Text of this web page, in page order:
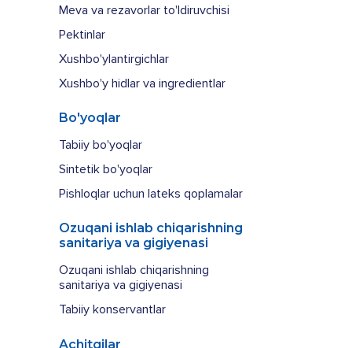
Meva va rezavorlar to'ldiruvchisi
Pektinlar
Xushbo'ylantirgichlar
Xushbo'y hidlar va ingredientlar
Tabiiy bo'yoqlar
Sintetik bo'yoqlar
Pishloqlar uchun lateks qoplamalar
Ozuqani ishlab chiqarishning
sanitariya va gigiyenasi
Tabiiy konservantlar
Bo'yoqlar
Ozuqani ishlab chiqarishning
sanitariya va gigiyenasi
Achitqilar